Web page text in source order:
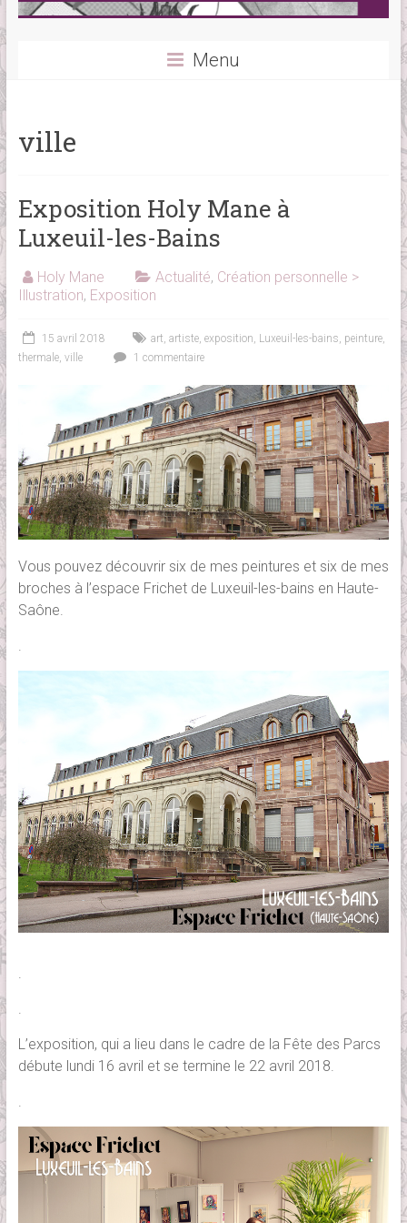
Menu
ville
Exposition Holy Mane à
Luxeuil-les-Bains
Holy Mane Actualité, Création personnelle >
Illustration, Exposition
15 avril 2018 art, artiste, exposition, Luxeuil-les-bains, peinture,
thermale, ville 1 commentaire
Vous pouvez découvrir six de mes peintures et six de mes
broches à l’espace Frichet de Luxeuil-les-bains en Haute-
Saône.
.
L’exposition, qui a lieu dans le cadre de la Fête des Parcs
débute lundi 16 avril et se termine le 22 avril 2018.